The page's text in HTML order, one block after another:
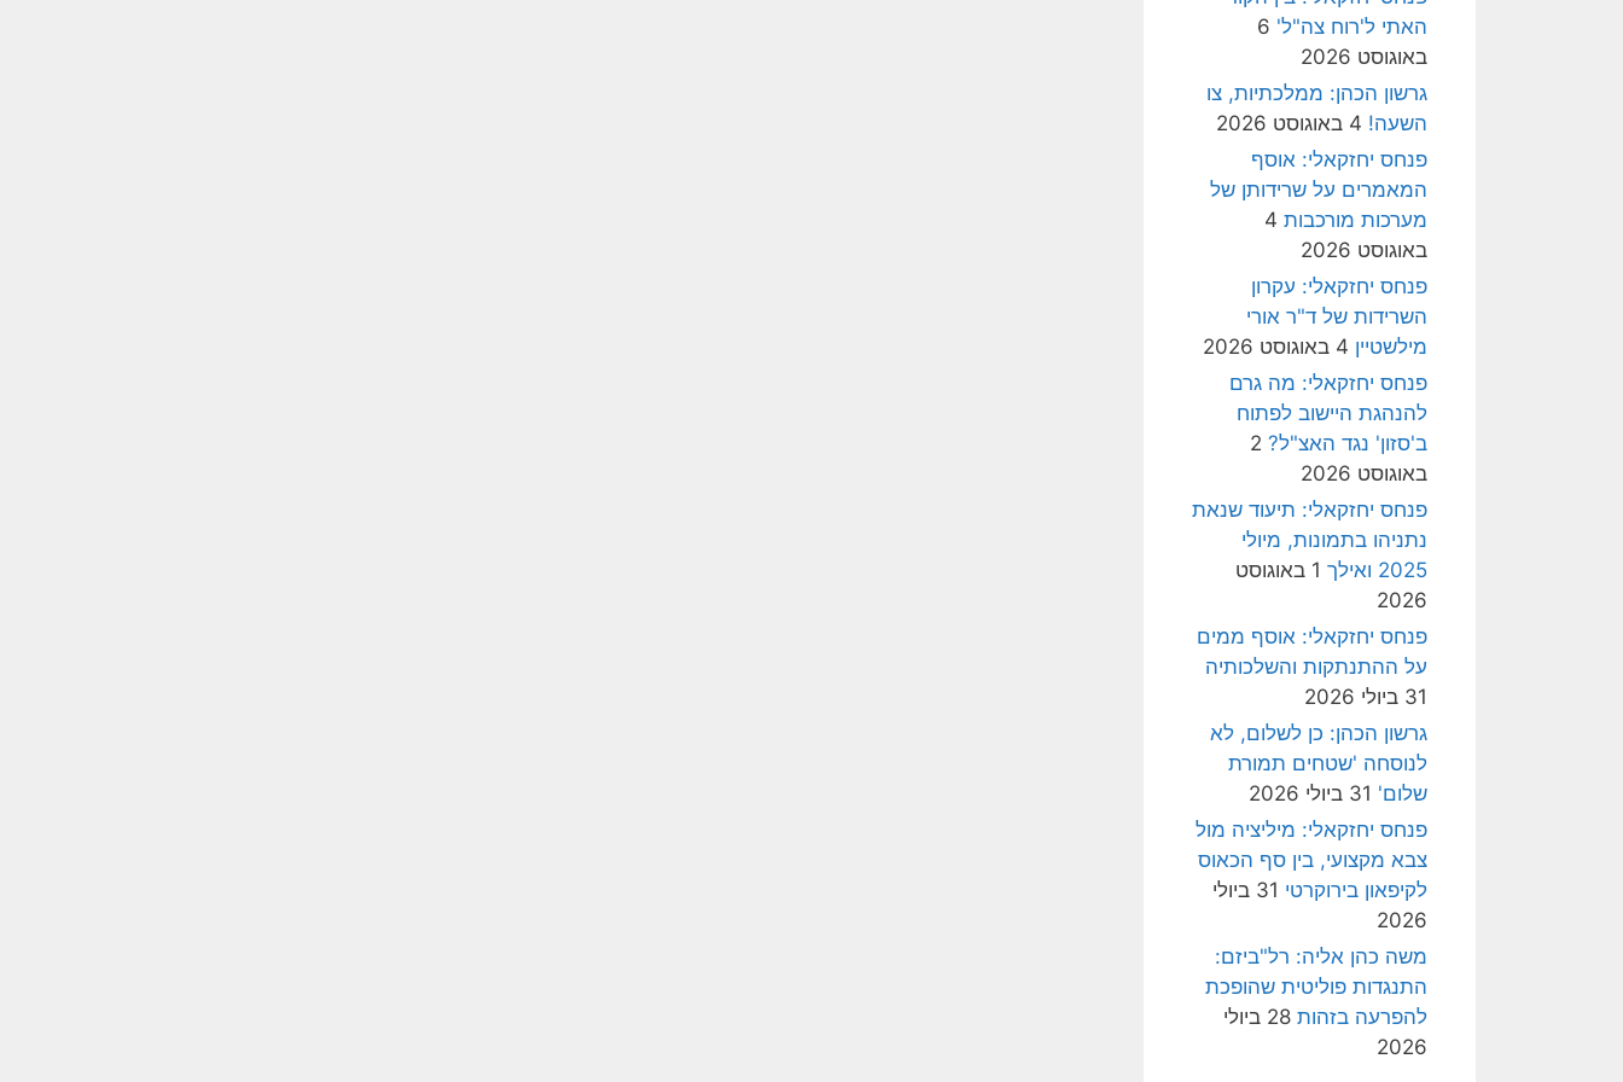
האתי ל'רוח צה"ל' 6
באוגוסט 2026
גרשון הכהן: ממלכתיות, צו
השעה! 4 באוגוסט 2026
פנחס יחזקאלי: אוסף
המאמרים על שרידותן של
מערכות מורכבות 4
באוגוסט 2026
פנחס יחזקאלי: עקרון
השרידות של ד"ר אורי
מילשטיין 4 באוגוסט 2026
פנחס יחזקאלי: מה גרם
להנהגת היישוב לפתוח
ב'סזון' נגד האצ"ל? 2
באוגוסט 2026
פנחס יחזקאלי: תיעוד שנאת
נתניהו בתמונות, מיולי
2025 ואילך
1 באוגוסט
2026
פנחס יחזקאלי: אוסף ממים
על ההתנתקות והשלכותיה
31 ביולי 2026
גרשון הכהן: כן לשלום, לא
לנוסחה 'שטחים תמורת
שלום' 31 ביולי 2026
פנחס יחזקאלי: מיליציה מול
צבא מקצועי, בין סף הכאוס
לקיפאון בירוקרטי
31 ביולי
2026
משה כהן אליה: רל"ביזם:
התנגדות פוליטית שהופכת
להפרעה בזהות
28 ביולי
2026